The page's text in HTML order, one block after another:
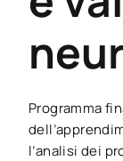
Programma
l’analisi dei